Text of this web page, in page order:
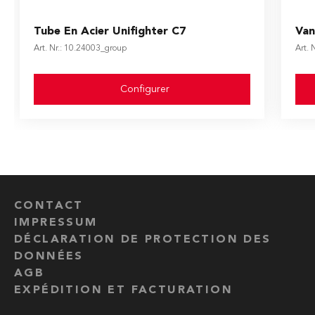
Tube En Acier Unifighter C7
Art. Nr.: 10.24003_group
The price depends on the options chosen on the
Configurer
Art.
CONTACT
IMPRESSUM
DÉCLARATION DE PROTECTION DES
DONNÉES
AGB
EXPÉDITION ET FACTURATION